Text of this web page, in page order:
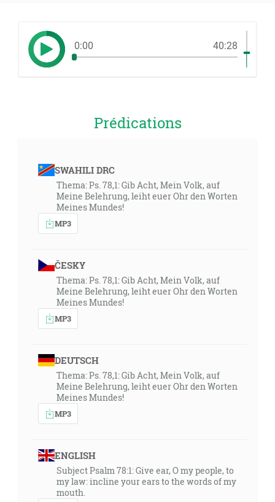
0:00 40:28
Prédications
SWAHILI DRC
Thema: Ps. 78,1: Gib Acht, Mein Volk, auf
Meine Belehrung, leiht euer Ohr den Worten
Meines Mundes!
MP3
ČESKY
Thema: Ps. 78,1: Gib Acht, Mein Volk, auf
Meine Belehrung, leiht euer Ohr den Worten
Meines Mundes!
MP3
DEUTSCH
Thema: Ps. 78,1: Gib Acht, Mein Volk, auf
Meine Belehrung, leiht euer Ohr den Worten
Meines Mundes!
MP3
ENGLISH
Subject Psalm 78:1: Give ear, O my people, to
my law: incline your ears to the words of my
mouth.